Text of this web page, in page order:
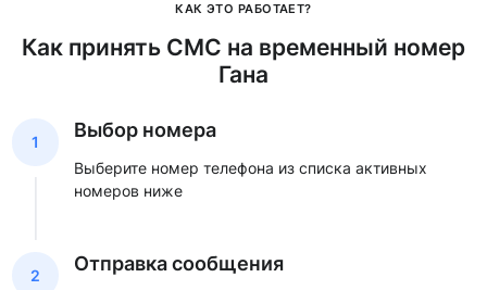
КАК ЭТО РАБОТАЕТ?
Как принять СМС на временный номер
Гана
1
Выбор номера
Выберите номер телефона из списка активных
номеров ниже
2
Отправка сообщения